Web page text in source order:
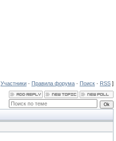
Участники · Правила форума · Поиск · RSS ]